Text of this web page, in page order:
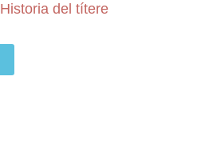
Historia del títere